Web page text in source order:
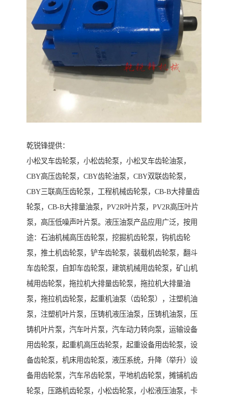
乾锐锋提供：
小松叉车齿轮泵，小松齿轮泵，小松叉车齿轮油泵，
CBY高压齿轮泵，CBY齿轮油泵，CBY双联齿轮泵，
CBY三联高压齿轮泵，工程机械齿轮泵，CB-B大排量齿
轮泵，CB-B大排量油泵，PV2R叶片泵，PV2R高压叶片
泵，高压低噪声叶片泵。液压油泵产品应用广泛，按用
途：石油机械高压齿轮泵，挖掘机齿轮泵，钩机齿轮
泵，推土机齿轮泵，铲车齿轮泵，装载机齿轮泵，翻斗
车齿轮泵，自卸车齿轮泵，建筑机械用齿轮泵，矿山机
械用齿轮泵，拖拉机大排量齿轮泵，拖拉机大排量油
泵，拖拉机齿轮泵，起重机油泵（齿轮泵），注塑机油
泵，注塑机叶片泵，压铸机液压油泵，压铸机油泵，压
铸机叶片泵，汽车叶片泵，汽车动力转向泵，运输设备
用齿轮泵，起重机高压齿轮泵，起重设备用齿轮泵，设
备齿轮泵，机床用齿轮泵，液压系统，升降（举升）设
备用齿轮泵，汽车吊齿轮泵，平地机齿轮泵，摊铺机齿
轮泵，压路机齿轮泵，小松齿轮泵，小松液压油泵，卡